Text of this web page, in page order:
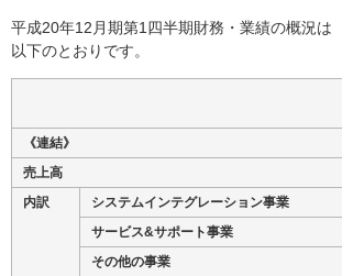
平成20年12月期第1四半期財務・業績の概況は
以下のとおりです。
《連結》
売上高
内訳
システムインテグレーション事業
サービス&サポート事業
その他の事業